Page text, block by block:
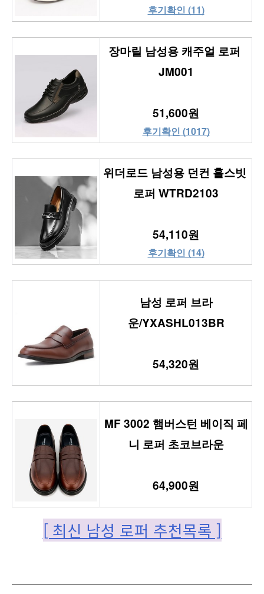
후기확인 (11)
장마릴 남성용 캐주얼 로퍼
JM001
51,600원
후기확인 (1017)
위더로드 남성용 던컨 홀스빗
로퍼 WTRD2103
54,110원
후기확인 (14)
남성 로퍼 브라
운/YXASHL013BR
54,320원
MF 3002 햄버스턴 베이직 페
니 로퍼 초코브라운
64,900원
[ 최신 남성 로퍼 추천목록 ]